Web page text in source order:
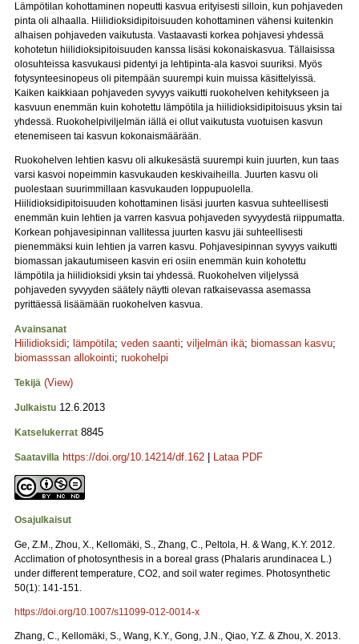
Lämpötilan kohottaminen nopeutti kasvua erityisesti silloin, kun pohjaveden
pinta oli alhaalla. Hiilidioksidipitoisuuden kohottaminen vähensi kuitenkin
alhaisen pohjaveden vaikutusta. Vastaavasti korkea pohjavesi yhdessä
kohotetun hiilidioksipitoisuuden kanssa lisäsi kokonaiskasvua. Tällaisissa
olosuhteissa kasvukausi pidentyi ja lehtipinta-ala kasvoi suuriksi. Myös
fotysynteesinopeus oli pitempään suurempi kuin muissa käsittelyissä.
Kaiken kaikkiaan pohjaveden syvyys vaikutti ruokohelven kehitykseen ja
kasvuun enemmän kuin kohotettu lämpötila ja hiilidioksidipitoisuus yksin tai
yhdessä. Ruokohelpiviljelmän iällä ei ollut vaikutusta vuotuisen kasvun
etenemiseen tai kasvun kokonaismäärään.
Ruokohelven lehtien kasvu oli alkukesästä suurempi kuin juurten, kun taas
varsi kasvoi nopeimmin kasvukauden keskivaiheilla. Juurten kasvu oli
puolestaan suurimmillaan kasvukauden loppupuolella.
Hiilidioksidipitoisuuden kohottaminen lisäsi juurten kasvua suhteellisesti
enemmän kuin lehtien ja varren kasvua pohjaveden syvyydestä riippumatta.
Korkean pohjavesipinnan vallitessa juurten kasvu jäi suhteellisesti
pienemmäksi kuin lehtien ja varren kasvu. Pohjavesipinnan syvyys vaikutti
biomassan jakautumiseen kasvin eri osiin enemmän kuin kohotettu
lämpötila ja hiilidioksidi yksin tai yhdessä. Ruokohelven viljelyssä
pohjaveden syvyyden säätely näytti olevan ratkaisevassa asemassa
pyrittäessä lisäämään ruokohelven kasvua.
Avainsanat
Hiilidioksidi; lämpötila; veden saanti; viljelmän ikä; biomassan kasvu;
biomasssan allokointi; ruokohelpi
Tekijä (View)
Julkaistu 12.6.2013
Katselukerrat 8845
Saatavilla https://doi.org/10.14214/df.162 Lataa PDF
Osajulkaisut
Ge, Z.M., Zhou, X., Kellomäki, S., Zhang, C., Peltola, H. & Wang, K.Y. 2012.
Acclimation of photosynthesis in a boreal grass (Phalaris arundinacea L.)
under different temperature, CO2, and soil water regimes. Photosynthetic
50(1): 141-151.
https://doi.org/10.1007/s11099-012-0014-x
Zhang, C., Kellomäki, S., Wang, K.Y., Gong, J.N., Qiao, Y.Z. & Zhou, X. 2013.